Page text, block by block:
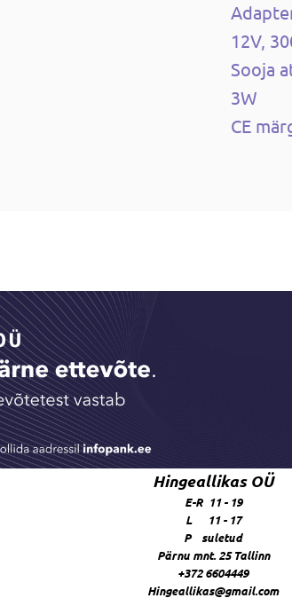
12V,
Sooja
3W
CE
Hingeallikas OÜ
E-R 11 - 19
L 11 - 17
P suletud
Pärnu mnt. 25 Tallinn
+372 6604449
Hingeallikas@gmail.com